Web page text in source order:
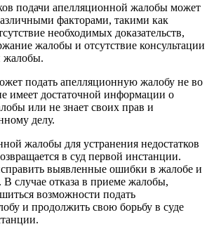
подачи апелляционной жалобы может
факторами, такими как
необходимых доказательств,
жалобы и отсутствие консультации
жалобы.
подать апелляционную жалобу не во
имеет достаточной информации о
или не знает своих прав и
делу.
жалобы для устранения недостатков
в суд первой инстанции.
выявленные ошибки в жалобе и
В случае отказа в приеме жалобы,
возможности подать
и продолжить свою борьбу в суде